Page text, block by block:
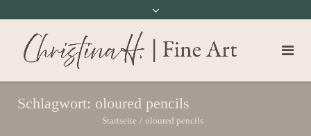
Schlagwort: oloured pencils
Startseite / oloured pencils